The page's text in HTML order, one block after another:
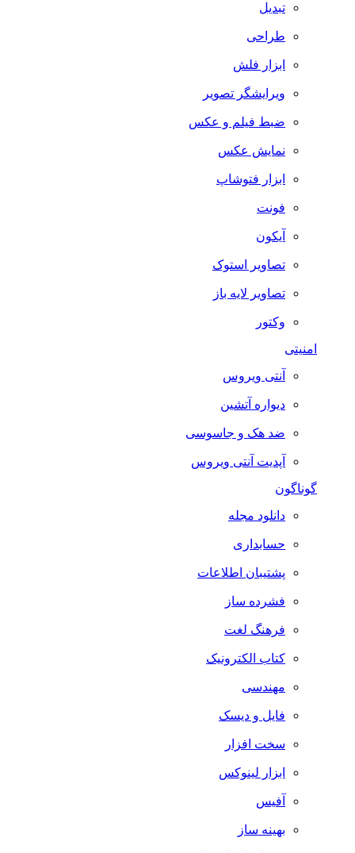
تبدیل
طراحی
ابزار فلش
ویرایشگر تصویر
ضبط فيلم و عكس
نمایش عکس
ابزار فتوشاپ
فونت
آیکون
تصاویر استوک
تصاویر لایه باز
وکتور
امنیتی
آنتی ویروس
دیواره آتشین
ضد هک و جاسوسی
آپدیت آنتی ویروس
گوناگون
دانلود مجله
حسابداری
پشتیبان اطلاعات
فشرده ساز
فرهنگ لغت
کتاب الکترونیک
مهندسی
فایل و دیسک
سخت افزار
ابزار لینوکس
آفیس
بهینه ساز